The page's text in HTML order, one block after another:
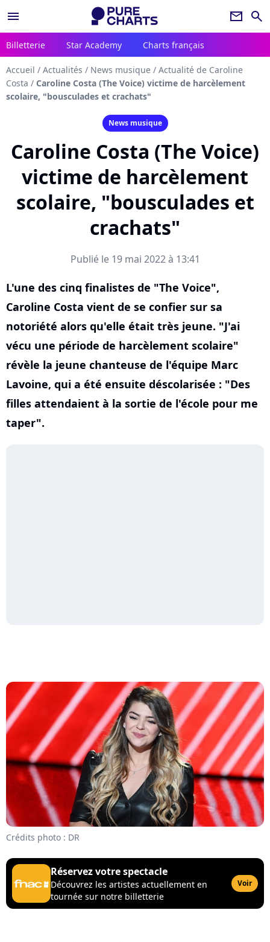
menu newsletter search
Billetterie Star Academy Charts français
Accueil / Actualités / News musique / Actualité de Caroline
Costa / Caroline Costa (The Voice) victime de harcèlement
scolaire, "bousculades et crachats"
News musique
Caroline Costa (The Voice)
victime de harcèlement
scolaire, "bousculades et
crachats"
Publié le 19 mai 2022 à 13:41
L'une des cinq finalistes de "The Voice",
Caroline Costa vient de se confier sur sa
notoriété alors qu'elle était très jeune. "J'ai
vécu une période de harcèlement scolaire"
révèle la jeune chanteuse de l'équipe Marc
Lavoine, qui a été ensuite déscolarisée : "Des
filles attendaient à la sortie de l'école pour me
taper".
Crédits photo : DR
Réservez votre spectacle
Découvrez les artistes actuellement en
tournée sur notre billetterie
Voir